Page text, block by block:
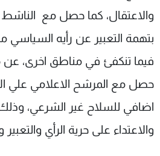
والاعتقال، كما حصل مع الناشط
بتهمة التعبير عن رأيه
فيما تنكفئ في مناطق اخرى، عن
حصل مع المرشح الاعلامي علي
اضافي للسلاح غير الشرعي،
والاعتداء على حرية الرأي